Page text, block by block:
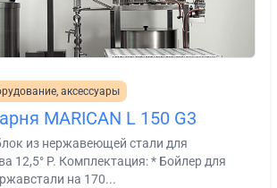
аксессуары
MARICAN L 150 G3
из нержавеющей стали для
12,5° P. Комплектация: * Бойлер для
на 170...